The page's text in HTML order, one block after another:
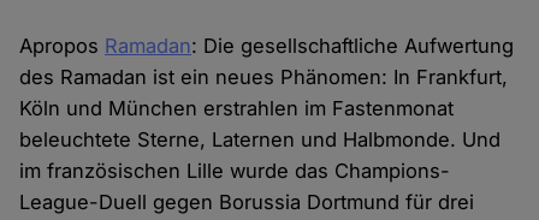
Apropos Ramadan: Die gesellschaftliche Aufwertung
des Ramadan ist ein neues Phänomen: In Frankfurt,
Köln und München erstrahlen im Fastenmonat
beleuchtete Sterne, Laternen und Halbmonde. Und
im französischen Lille wurde das Champions-
League-Duell gegen Borussia Dortmund für drei